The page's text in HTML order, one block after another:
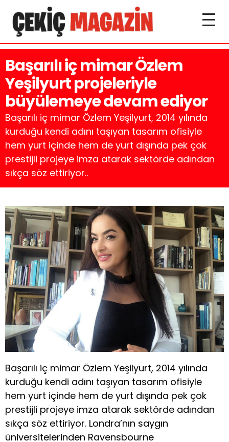
Başarılı iç mimar Özlem
Yeşilyurt projeleriyle
büyülemeye devam ediyor
Başarılı iç mimar Özlem Yeşilyurt, 2014 yılında
kurduğu kendi adını taşıyan tasarım ofisiyle
hem yurt içinde hem de yurt dışında pek çok
prestijli projeye imza atarak sektörde adından
sıkça söz ettiriyor..
Başarılı iç mimar Özlem Yeşilyurt, 2014 yılında
kurduğu kendi adını taşıyan tasarım ofisiyle
hem yurt içinde hem de yurt dışında pek çok
prestijli projeye imza atarak sektörde adından
sıkça söz ettiriyor. Londra’nın saygın
üniversitelerinden Ravensbourne